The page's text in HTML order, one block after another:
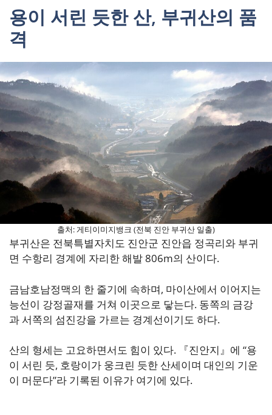
용이 서린 듯한 산, 부귀산의 품
격
출처: 게티이미지뱅크 (전북 진안 부귀산 일출)
부귀산은 전북특별자치도 진안군 진안읍 정곡리와 부귀
면 수항리 경계에 자리한 해발 806m의 산이다.
금남호남정맥의 한 줄기에 속하며, 마이산에서 이어지는
능선이 강정골재를 거쳐 이곳으로 닿는다. 동쪽의 금강
과 서쪽의 섬진강을 가르는 경계선이기도 하다.
산의 형세는 고요하면서도 힘이 있다. 『진안지』에 “용
이 서린 듯, 호랑이가 웅크린 듯한 산세이며 대인의 기운
이 머문다”라 기록된 이유가 여기에 있다.